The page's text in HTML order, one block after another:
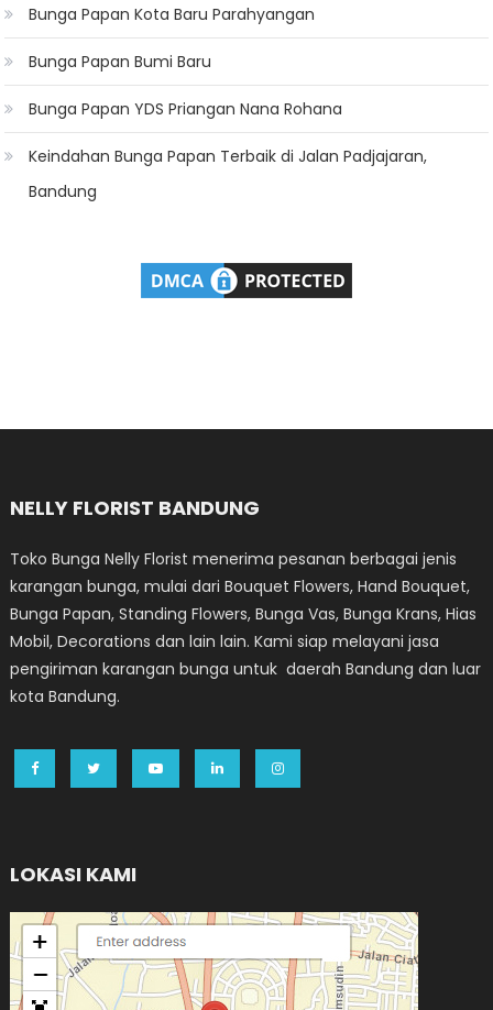
Bunga Papan Kota Baru Parahyangan
Bunga Papan Bumi Baru
Bunga Papan YDS Priangan Nana Rohana
Keindahan Bunga Papan Terbaik di Jalan Padjajaran,
Bandung
NELLY FLORIST BANDUNG
Toko Bunga Nelly Florist menerima pesanan berbagai jenis
karangan bunga, mulai dari Bouquet Flowers, Hand Bouquet,
Bunga Papan, Standing Flowers, Bunga Vas, Bunga Krans, Hias
Mobil, Decorations dan lain lain. Kami siap melayani jasa
pengiriman karangan bunga untuk daerah Bandung dan luar
kota Bandung.
LOKASI KAMI